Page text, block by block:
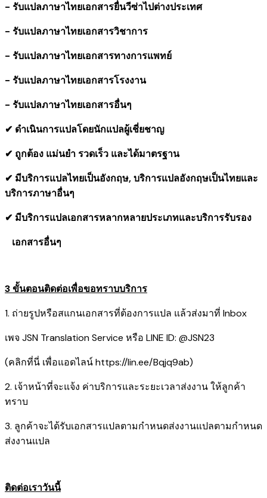
- รับแปลภาษาไทยเอกสารยื่นวีซ่าไปต่างประเทศ
- รับแปลภาษาไทยเอกสารวิชาการ
- รับแปลภาษาไทยเอกสารทางการแพทย์
- รับแปลภาษาไทยเอกสารโรงงาน
- รับแปลภาษาไทยเอกสารอื่นๆ
✔ ดำเนินการแปลโดยนักแปลผู้เชี่ยชาญ
✔ ถูกต้อง แม่นยำ รวดเร็ว และได้มาตรฐาน
✔ มีบริการแปลไทยเป็นอังกฤษ, บริการแปลอังกฤษเป็นไทยและ
บริการภาษาอื่นๆ
✔ มีบริการแปลเอกสารหลากหลายประเภทและบริการรับรอง
​ เอกสารอื่นๆ
3 ขั้นตอนติดต่อเพื่อขอทราบบริการ
1. ถ่ายรูปหรือสแกนเอกสารที่ต้องการแปล แล้วส่งมาที่ Inbox
เพจ JSN Translation Service หรือ LINE ID: @JSN23
(คลิกที่นี่ เพื่อแอดไลน์https://lin.ee/Bqjq9ab)
2. เจ้าหน้าที่จะแจ้ง ค่าบริการและระยะเวลาส่งงาน ให้ลูกค้า
ทราบ
3. ลูกค้าจะได้รับเอกสารแปลตามกำหนดส่งงานแปลตามกำหนด
ส่งงานแปล
ติดต่อเราวันนี้